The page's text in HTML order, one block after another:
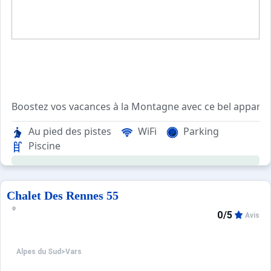
Boostez vos vacances à la Montagne avec ce bel
Résidence au pied des pistes
Appartement de type 2 de 32m2
Une chambre parentale
1 salle de bains avec meuble vasque et sèche serviettes
Séjour salle à manger avec canapé lit orienté sud
Au pied des pistes WiFi
Parking
Piscine
Chalet Des Rennes 55
Alpes du Sud >Vars
0/5 Avis